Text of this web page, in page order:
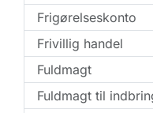
Frigørelseskonto
Frivillig handel
Fuldmagt
Fuldmagt til